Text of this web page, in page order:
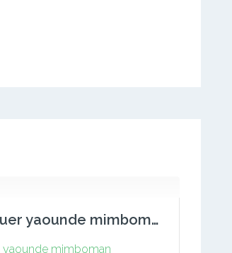
Appartement A louer yaounde mimboman
yaounde mimboman